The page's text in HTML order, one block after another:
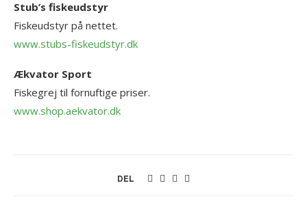
Stub’s fiskeudstyr
Fiskeudstyr på nettet.
www.stubs-fiskeudstyr.dk
Ækvator Sport
Fiskegrej til fornuftige priser.
www.shop.aekvator.dk
DEL